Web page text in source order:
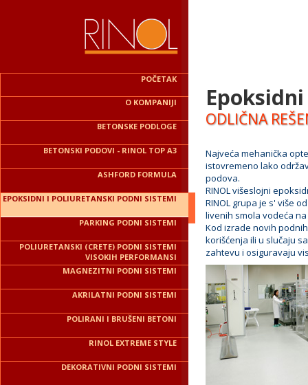
POČETAK
O KOMPANIJI
BETONSKE PODLOGE
BETONSKI PODOVI - RINOL TOP A3
ASHFORD FORMULA
EPOKSIDNI I POLIURETANSKI PODNI SISTEMI
PARKING PODNI SISTEMI
POLIURETANSKI (CRETE) PODNI SISTEMI
VISOKIH PERFORMANSI
MAGNEZITNI PODNI SISTEMI
AKRILATNI PODNI SISTEMI
POLIRANI I BRUŠENI BETONI
RINOL EXTREME STYLE
DEKORATIVNI PODNI SISTEMI
ODLIČNA
Najveća mehanička
istovremeno lako
podova.
RINOL višeslojni
RINOL grupa je s' više
livenih smola vodeća
Kod izrade novih
korišćenja ili u slučaju
zahtevu i osiguravaju